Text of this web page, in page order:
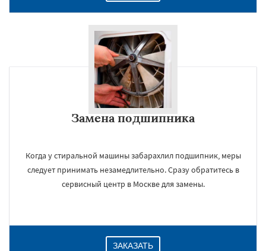
Замена подшипника
Когда у стиральной машины забарахлил подшипник, меры
следует принимать незамедлительно. Сразу обратитесь в
сервисный центр в Москве для замены.
ЗАКАЗАТЬ